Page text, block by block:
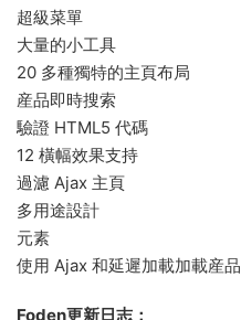
超級菜單
大量的小工具
20 多種獨特的主頁布局
産品即時搜索
驗證 HTML5 代碼
12 橫幅效果支持
過濾 Ajax 主頁
多用途設計
元素
使用 Ajax 和延遲加載加載産品
Foden更新日志：